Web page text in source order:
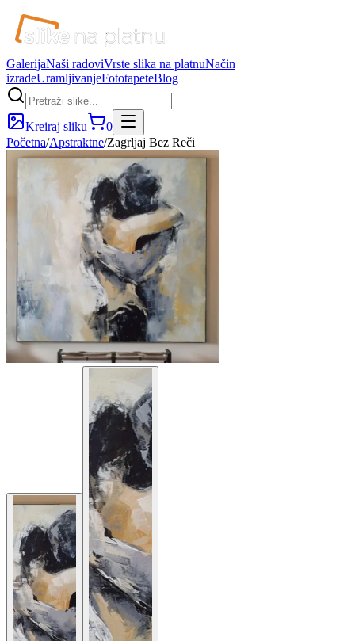
GalerijaNaši radoviVrste slika na platnuNačin
izradeUramljivanjeFototapeteBlog
Kreiraj sliku
0
Početna/Apstraktne/Zagrljaj Bez Reči